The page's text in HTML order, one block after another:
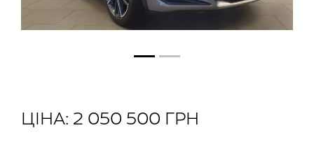
ЦІНА: 2 050 500 ГРН